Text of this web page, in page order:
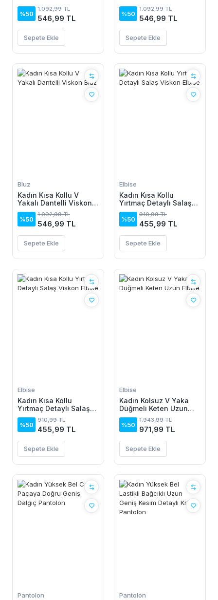
Bluz
%50
1.092,99 TL
546,99 TL
Sepete Ekle
Bluz
%50
1.092,99 TL
546,99 TL
Sepete Ekle
Bluz
Kadın Kısa Kollu V
Yakalı Dantelli Viskon
Bluz
%50
1.092,99 TL
546,99 TL
Sepete Ekle
Elbise
Kadın Kısa Kollu
Yırtmaç Detaylı Salaş
Viskon Elbise
%50
910,99 TL
455,99 TL
Sepete Ekle
Elbise
Kadın Kısa Kollu
Yırtmaç Detaylı Salaş
Viskon Elbise
%50
910,99 TL
455,99 TL
Sepete Ekle
Elbise
Kadın Kolsuz V Yaka
Düğmeli Keten Uzun
Elbise
%50
1.943,99 TL
971,99 TL
Sepete Ekle
Pantolon Pantolon